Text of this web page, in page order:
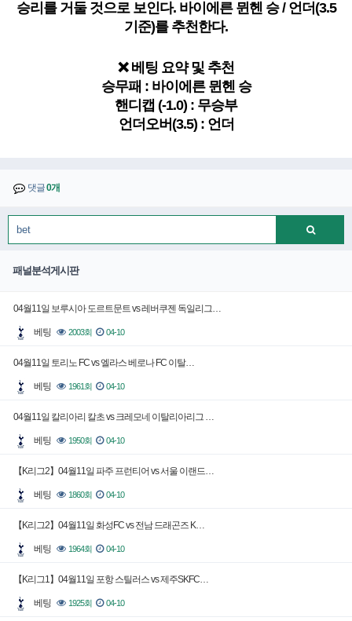
승리를 거둘 것으로 보인다. 바이에른 뮌헨 승 / 언더(3.5
기준)를 추천한다.
❌ 베팅 요약 및 추천
승무패 : 바이에른 뮌헨 승
핸디캡 (-1.0) : 무승부
언더오버(3.5) : 언더
댓글0개
패널분석게시판
04월11일 보루시아 도르트문트 vs 레버쿠젠 독일리그…
베팅 2003회 04-10
04월11일 토리노 FC vs 엘라스 베로나 FC 이탈…
베팅 1961회 04-10
04월11일 칼리아리 칼초 vs 크레모네 이탈리아리그 …
베팅 1950회 04-10
【K리그2】04월11일 파주 프런티어 vs 서울 이랜드…
베팅 1860회 04-10
【K리그2】04월11일 화성FC vs 전남 드래곤즈 K…
베팅 1964회 04-10
【K리그1】04월11일 포항 스틸러스 vs 제주SKFC…
베팅 1925회 04-10